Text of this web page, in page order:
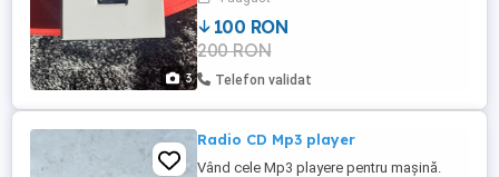
3
aferent. Toate specificațiile acestui ceas
le găsiți în poze și pe internet. Trimit și în
țară prin poștă. Taxă transport în jur de 20
lei.
100 RON
200 RON
Telefon validat
Radio CD Mp3 player
Vând cele Mp3 playere pentru mașină.